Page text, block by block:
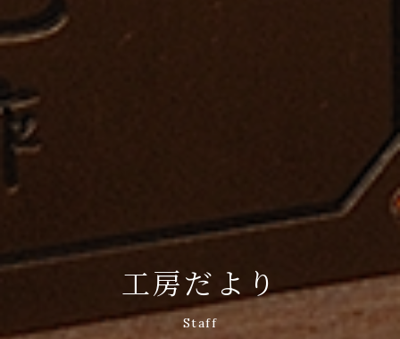
工房だより
Staff